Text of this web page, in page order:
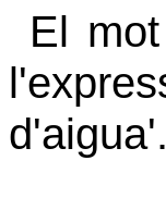
El mot
d'aigua'.